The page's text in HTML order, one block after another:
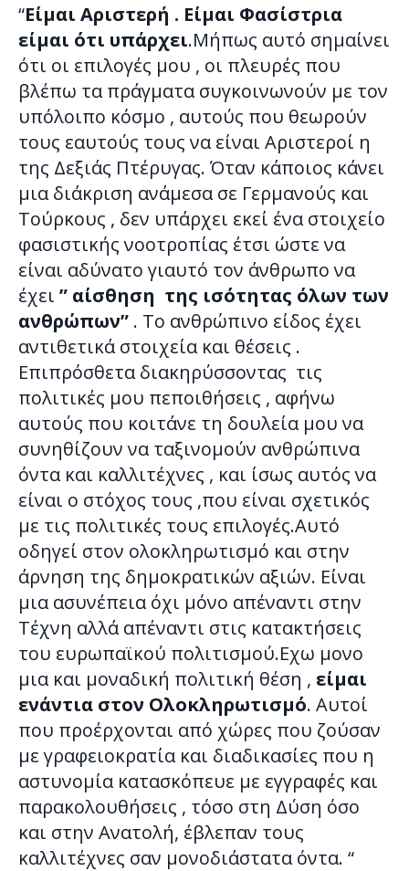
“Είμαι Αριστερή . Είμαι Φασίστρια
είμαι ότι υπάρχει.Μήπως αυτό σημαίνει
ότι οι επιλογές μου , οι πλευρές που
βλέπω τα πράγματα συγκοινωνούν με τον
υπόλοιπο κόσμο , αυτούς που θεωρούν
τους εαυτούς τους να είναι Αριστεροί η
της Δεξιάς Πτέρυγας. Όταν κάποιος κάνει
μια διάκριση ανάμεσα σε Γερμανούς και
Τούρκους , δεν υπάρχει εκεί ένα στοιχείο
φασιστικής νοοτροπίας έτσι ώστε να
είναι αδύνατο γιαυτό τον άνθρωπο να
έχει ” αίσθηση της ισότητας όλων των
ανθρώπων” . Το ανθρώπινο είδος έχει
αντιθετικά στοιχεία και θέσεις .
Επιπρόσθετα διακηρύσσοντας τις
πολιτικές μου πεποιθήσεις , αφήνω
αυτούς που κοιτάνε τη δουλεία μου να
συνηθίζουν να ταξινομούν ανθρώπινα
όντα και καλλιτέχνες , και ίσως αυτός να
είναι ο στόχος τους ,που είναι σχετικός
με τις πολιτικές τους επιλογές.Αυτό
οδηγεί στον ολοκληρωτισμό και στην
άρνηση της δημοκρατικών αξιών. Είναι
μια ασυνέπεια όχι μόνο απέναντι στην
Τέχνη αλλά απέναντι στις κατακτήσεις
του ευρωπαϊκού πολιτισμού.Εχω μονο
μια και μοναδική πολιτική θέση , είμαι
ενάντια στον Ολοκληρωτισμό. Αυτοί
που προέρχονται από χώρες που ζούσαν
με γραφειοκρατία και διαδικασίες που η
αστυνομία κατασκόπευε με εγγραφές και
παρακολουθήσεις , τόσο στη Δύση όσο
και στην Ανατολή, έβλεπαν τους
καλλιτέχνες σαν μονοδιάστατα όντα. “